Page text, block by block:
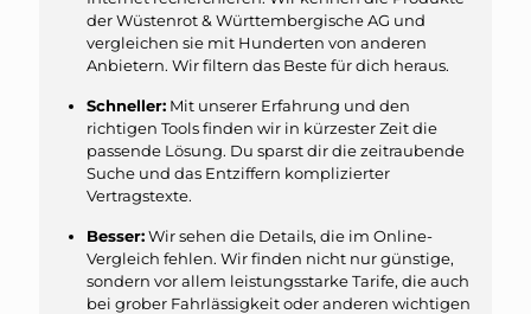
der Wüstenrot & Württembergische AG und
vergleichen sie mit Hunderten von anderen
Anbietern. Wir filtern das Beste für dich heraus.
Schneller: Mit unserer Erfahrung und den
richtigen Tools finden wir in kürzester Zeit die
passende Lösung. Du sparst dir die zeitraubende
Suche und das Entziffern komplizierter
Vertragstexte.
Besser:Wir sehen die Details, die im Online-
Vergleich fehlen. Wir finden nicht nur günstige,
sondern vor allem leistungsstarke Tarife, die auch
bei grober Fahrlässigkeit oder anderen wichtigen